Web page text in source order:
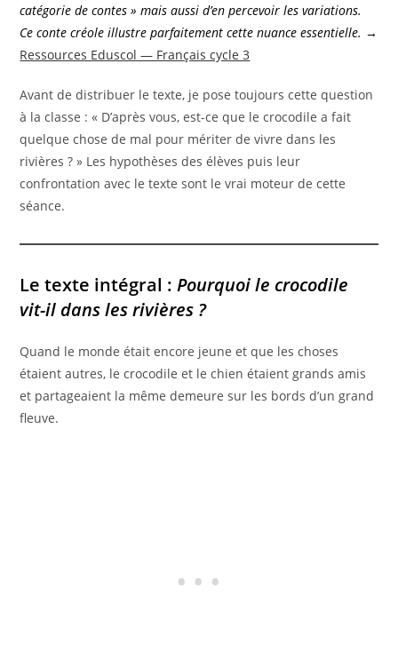
catégorie de contes » mais aussi d’en percevoir les variations.
Ce conte créole illustre parfaitement cette nuance essentielle. →
Ressources Eduscol — Français cycle 3
Avant de distribuer le texte, je pose toujours cette question
à la classe : « D’après vous, est-ce que le crocodile a fait
quelque chose de mal pour mériter de vivre dans les
rivières ? » Les hypothèses des élèves puis leur
confrontation avec le texte sont le vrai moteur de cette
séance.
Le texte intégral :Pourquoi le crocodile
vit-il dans les rivières ?
Quand le monde était encore jeune et que les choses
étaient autres, le crocodile et le chien étaient grands amis
et partageaient la même demeure sur les bords d’un grand
fleuve.